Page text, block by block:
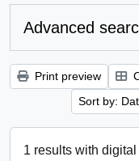
Advanced
Print preview
Sort by:
1 results with